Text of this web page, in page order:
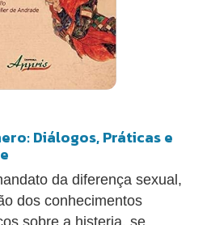
Diálogos, Práticas e
da diferença sexual,
dos conhecimentos
sobre a histeria, se